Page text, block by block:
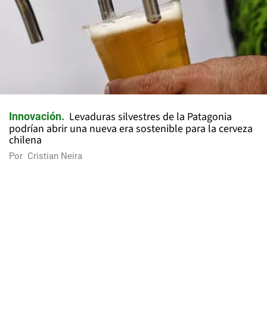
Innovación
Levaduras silvestres de la Patagonia
podrían abrir una nueva era sostenible para la cerveza
chilena
Por Cristian Neira